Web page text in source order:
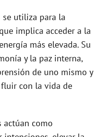
utiliza para la
implica acceder a la
más elevada. Su
y la paz interna,
de uno mismo y
con la vida de
actúan como